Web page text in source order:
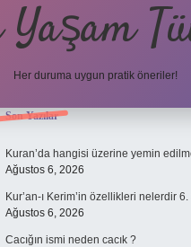
Yaşam
Her duruma uygun pratik öneriler!
Sidebar
Son Yazılar
Kuran’da hangisi üzerine yemin
Ağustos 6, 2026
Kur’an-ı Kerim’in özellikleri nelerdir 6.
Ağustos 6, 2026
Cacığın ismi neden cacık ?